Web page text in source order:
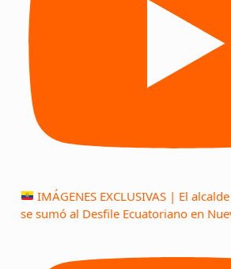
IMÁGENES EXCLUSIVAS | El
se sumó al Desfile Ecuatoriano en